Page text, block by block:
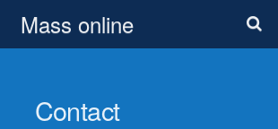
Mass online
Contact